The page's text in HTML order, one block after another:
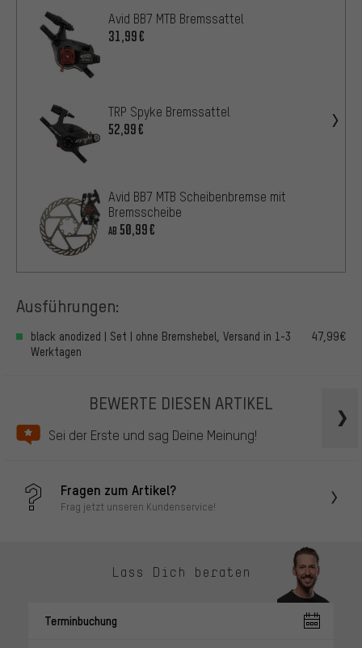
Avid BB7 MTB Bremssattel
31,99€
TRP Spyke Bremssattel
52,99€
Avid BB7 MTB Scheibenbremse mit
Bremsscheibe
AB 50,99€
Ausführungen:
black anodized | Set | ohne Bremshebel, Versand in 1-3
Werktagen
47,99€
BEWERTE DIESEN ARTIKEL
Sei der Erste und sag Deine Meinung!
Fragen zum Artikel?
Frag jetzt unseren Kundenservice!
Lass Dich beraten
Terminbuchung